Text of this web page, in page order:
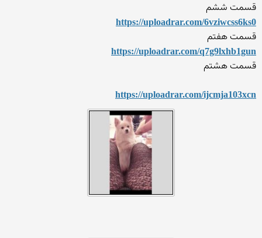
قسمت ششم
https://uploadrar.com/6vziwcss6ks0
قسمت هفتم
https://uploadrar.com/q7g9lxhb1gun
قسمت هشتم
https://uploadrar.com/ijcmja103xcn